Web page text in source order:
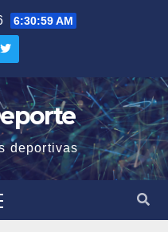
6:30:59 AM
deportivas